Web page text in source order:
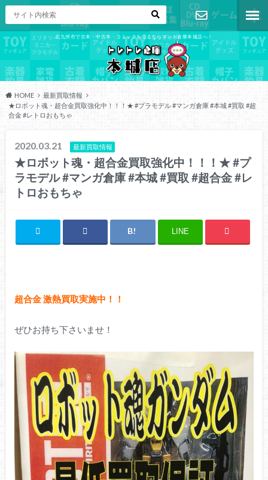
北九州市で古本・中古本・コミックを売るならマンガ倉庫本城店へ！
お問い合わ
せ
HOME
最新買取情報
★ロボット魂・超合金買取強化中！！！★ #プラモデル #マンガ倉庫 #本城 #買取 #超
合金 #レトロおもちゃ
2020.03.21 最新買取情報
★ロボット魂・超合金買取強化中！！！★ #プ
ラモデル #マンガ倉庫 #本城 #買取 #超合金 #レ
トロおもちゃ
LINE
超合金 激熱買取実施中！！
ぜひお持ち下さいませ！